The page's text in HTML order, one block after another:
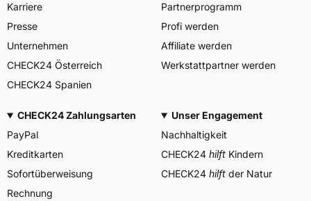
3PMSF / Alpine-Symbol
Nein
Allgemeine Produktsicherheit (GPSR)
Herstellerkontakt
Continental-Plaza 1 30173
Hannover Deutschland,
customerservice_tires@conti.
Karriere
Presse
Unternehmen
CHECK24 Österreich
CHECK24 Spanien
Partnerprogramm
Profi werden
Affiliate werden
Werkstattpartner werden
CHECK24 Zahlungsarten
PayPal
Kreditkarten
Sofortüberweisung
Rechnung
Unser Engagement
Nachhaltigkeit
CHECK24 hilft Kindern
CHECK24 hilft der Natur